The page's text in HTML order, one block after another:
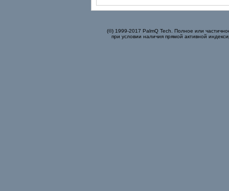
(©) 1999-2017 PalmQ Tech. Полное или
при условии наличия прямой активной